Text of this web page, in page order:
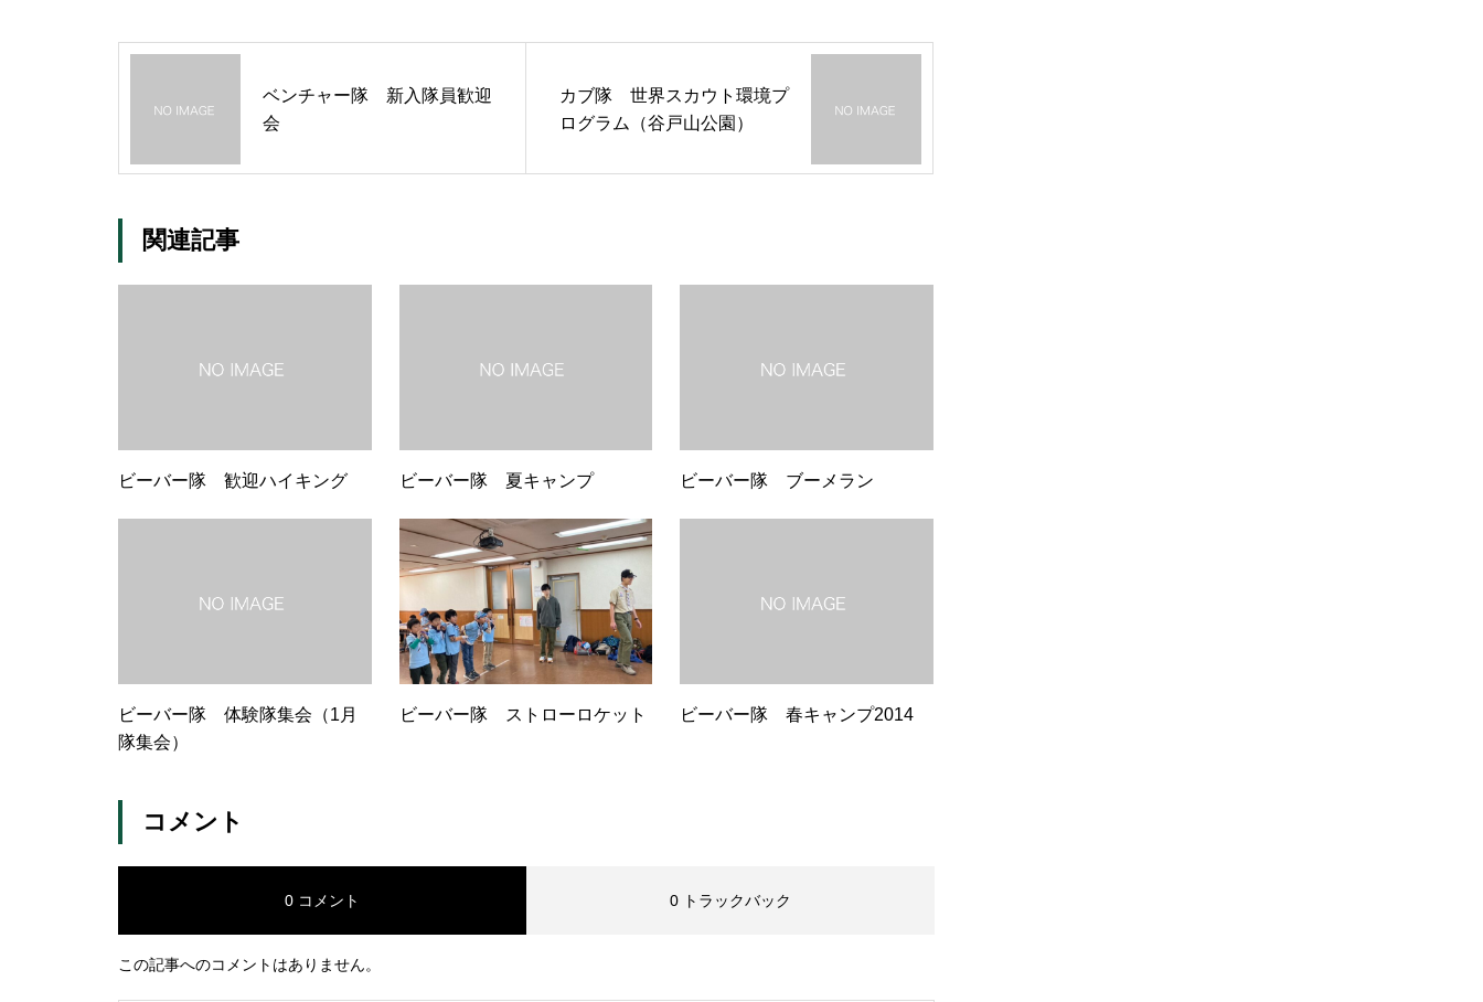
ベンチャー隊 新入隊員歓迎
会
カブ隊 世界スカウト環境プ
ログラム（谷戸山公園）
関連記事
ビーバー隊 歓迎ハイキング ビーバー隊 夏キャンプ ビーバー隊 ブーメラン
ビーバー隊 体験隊集会（1月
隊集会）
ビーバー隊 ストローロケット ビーバー隊 春キャンプ2014
コメント
0 コメント 0 トラックバック
この記事へのコメントはありません。